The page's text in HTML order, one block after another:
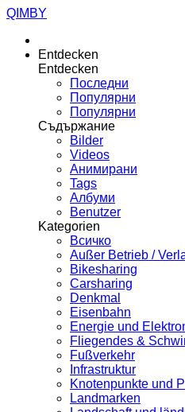
QIMBY
Entdecken
Entdecken
Последни
Популярни
Популярни
Съдържание
Bilder
Videos
Анимирани
Tags
Албуми
Benutzer
Kategorien
Всичко
Außer Betrieb /
Bikesharing
Carsharing
Denkmal
Eisenbahn
Energie und
Fliegendes &
Fußverkehr
Infrastruktur
Knotenpunkte und
Landmarken